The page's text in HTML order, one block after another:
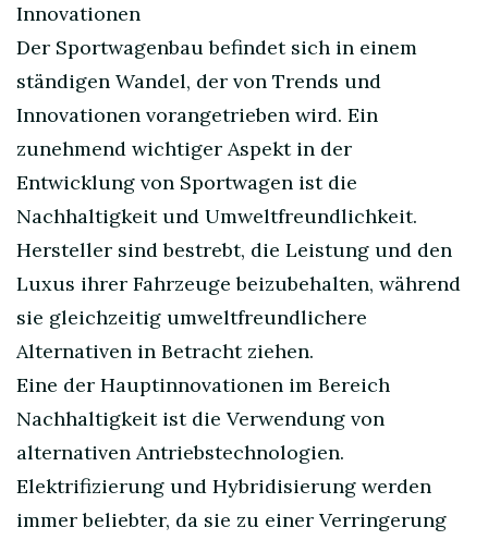
Innovationen
Der Sportwagenbau befindet sich in einem
ständigen Wandel, der von Trends und
Innovationen vorangetrieben wird. Ein
zunehmend wichtiger Aspekt in der
Entwicklung von Sportwagen ist die
Nachhaltigkeit und Umweltfreundlichkeit.
Hersteller sind bestrebt, die Leistung und den
Luxus ihrer Fahrzeuge beizubehalten, während
sie gleichzeitig umweltfreundlichere
Alternativen in Betracht ziehen.
Eine der Hauptinnovationen im Bereich
Nachhaltigkeit ist die Verwendung von
alternativen Antriebstechnologien.
Elektrifizierung und Hybridisierung werden
immer beliebter, da sie zu einer Verringerung